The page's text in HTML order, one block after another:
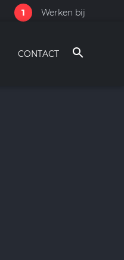
1 Werken bij
CONTACT